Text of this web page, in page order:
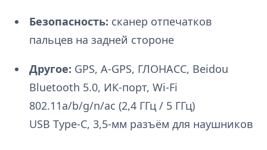
Безопасность: сканер отпечатков
пальцев на задней стороне
Другое: GPS, A-GPS, ГЛОНАСС, Beidou
Bluetooth 5.0, ИК-порт, Wi-Fi
802.11a/b/g/n/ac (2,4 ГГц / 5 ГГц)
USB Type-C, 3,5-мм разъём для наушников